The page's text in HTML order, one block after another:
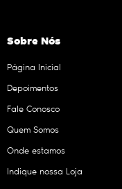
Sobre Nós
Página Inicial
Depoimentos
Fale Conosco
Quem Somos
Onde estamos
Indique nossa Loja